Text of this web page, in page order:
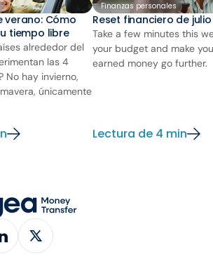
verano: Cómo
tiempo libre
alrededor del
las 4
No hay invierno,
únicamente
Finanzas personales
Reset financiero de
Take a few minutes this
your budget and make
earned money go further.
Lectura de 4 min